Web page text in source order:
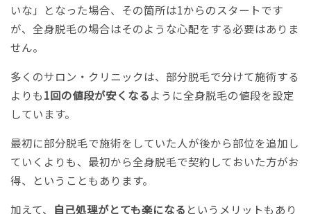
いな」となった場合、その箇所は1からのスタートです
が、全身脱毛の場合はそのような心配をする必要はありま
せん。
多くのサロン・クリニックは、部分脱毛で分けて施術する
よりも1回の値段が安くなるように全身脱毛の値段を設定
しています。
最初に部分脱毛で施術をしていた人が後から部位を追加し
ていくよりも、最初から全身脱毛で契約しておいた方がお
得、ということもあります。
加えて、 自己処理がとても楽になる というメリットもあり